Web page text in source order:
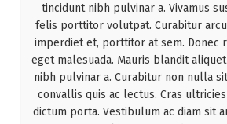
tincidunt nibh pulvinar a. Vivamus
felis porttitor volutpat. Curabitur arcu
imperdiet et, porttitor at sem. Donec
eget malesuada. Mauris blandit
nibh pulvinar a. Curabitur non nulla
convallis quis ac lectus. Cras
dictum porta. Vestibulum ac diam sit